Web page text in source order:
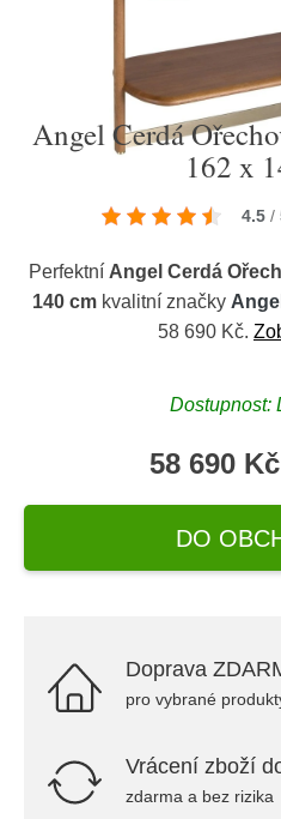
Angel Cerdá
162 x
4.5 /
Perfektní Angel Cerdá
140 cmkvalitní značky
58 690 Kč.
Dostupnost:
58 690 Kč
DO
Doprava
pro vybrané
Vrácení zboží
zdarma a bez rizika